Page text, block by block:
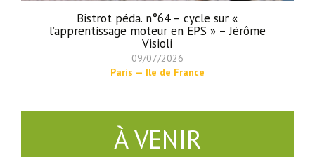
Bistrot péda. n°64 – cycle sur «
l’apprentissage moteur en EPS » – Jérôme
Visioli
09/07/2026
Paris — Ile de France
À VENIR